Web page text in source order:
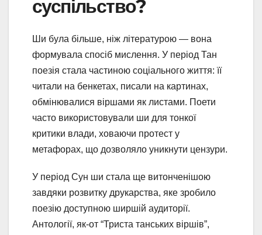
суспільство?
Ши була більше, ніж літературою — вона
формувала спосіб мислення. У період Тан
поезія стала частиною соціального життя: її
читали на бенкетах, писали на картинах,
обмінювалися віршами як листами. Поети
часто використовували ши для тонкої
критики влади, ховаючи протест у
метафорах, що дозволяло уникнути цензури.
У період Сун ши стала ще витонченішою
завдяки розвитку друкарства, яке зробило
поезію доступною ширшій аудиторії.
Антології, як-от “Триста танських віршів”,